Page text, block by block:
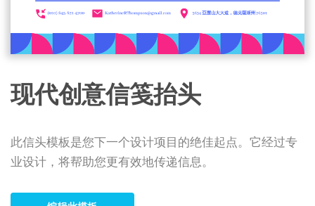
现代创意信笺抬头
此信头模板是您下一个设计项目的绝佳起点。它经过专
业设计，将帮助您更有效地传递信息。